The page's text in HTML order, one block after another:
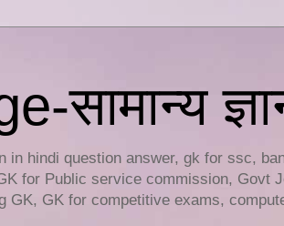
सामान्य
hindi question answer, gk for ssc,
for Public service commission, Govt
GK for competitive exams,